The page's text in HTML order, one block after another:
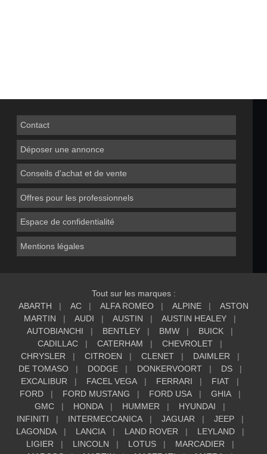
Contact
Déposer une annonce
Conseils d'achat et de vente
Offres pour les professionnels
Espace de confidentialité
Mentions légales
Tout sur les marques :
ABARTH
AC ALFA ROMEO ALPINE
ASTON
MARTIN
AUDI AUSTIN
AUSTIN HEALEY
AUTOBIANCHI
BENTLEY BMW
BUICK
CADILLAC
CATERHAM
CHEVROLET
CHRYSLER
CITROEN CLENET
DAIMLER
DE TOMASO
DODGE DONKERVOORT
DS
EXCALIBUR
FACEL VEGA FERRARI
FIAT
FORD
FORD MUSTANG FORD USA
GHIA
GMC
HONDA HUMMER
HYUNDAI
INFINITI
INTERMECCANICA JAGUAR
JEEP
LAGONDA
LANCIA LAND ROVER
LEYLAND
LIGIER
LINCOLN LOTUS
MARCADIER